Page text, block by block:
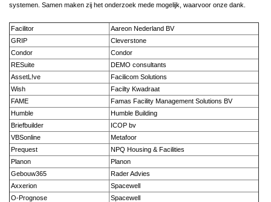
systemen. Samen maken zij het onderzoek mede mogelijk, waarvoor onze dank.
Facilitor
Aareon Nederland BV
GRIP
Cleverstone
Condor
Condor
RESuite
DEMO consultants
AssetL!ve
Facilicom Solutions
Wish
Facilty Kwadraat
FAME
Famas Facility Management Solutions BV
Humble
Humble Building
Briefbuilder
ICOP bv
VBSonline
Metafoor
Prequest
NPQ Housing & Facilities
Planon
Planon
Gebouw365
Rader Advies
Axxerion
Spacewell
O-Prognose
Spacewell